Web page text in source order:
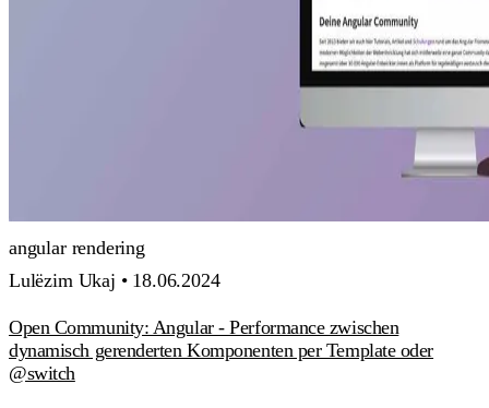
angular rendering
Lulëzim Ukaj • 18.06.2024
Open Community: Angular - Performance zwischen
dynamisch gerenderten Komponenten per Template oder
@switch